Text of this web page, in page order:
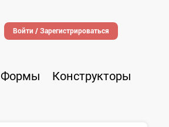
Войти / Зарегистрироваться
Формы
Конструкторы